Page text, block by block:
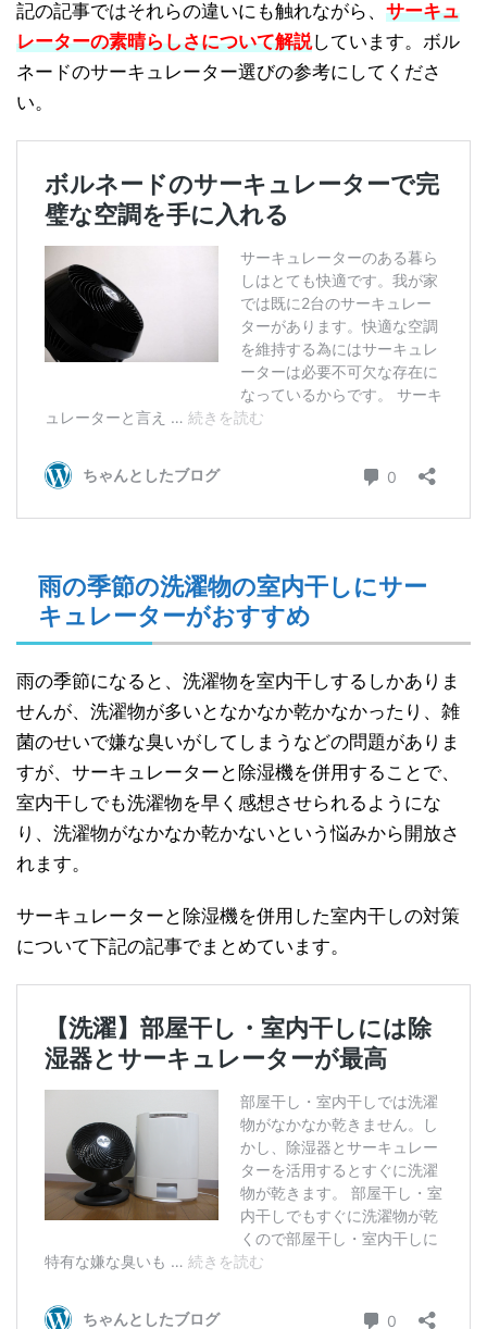
記の記事ではそれらの違いにも触れながら、 サーキュ
レーターの素晴らしさについて解説しています。ボル
ネードのサーキュレーター選びの参考にしてくださ
い。
雨の季節の洗濯物の室内干しにサー
キュレーターがおすすめ
雨の季節になると、洗濯物を室内干しするしかありま
せんが、洗濯物が多いとなかなか乾かなかったり、雑
菌のせいで嫌な臭いがしてしまうなどの問題がありま
すが、サーキュレーターと除湿機を併用することで、
室内干しでも洗濯物を早く感想させられるようにな
り、洗濯物がなかなか乾かないという悩みから開放さ
れます。
サーキュレーターと除湿機を併用した室内干しの対策
について下記の記事でまとめています。